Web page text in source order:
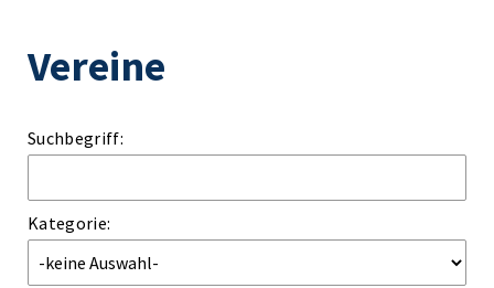
Vereine
Suchbegriff:
Kategorie: